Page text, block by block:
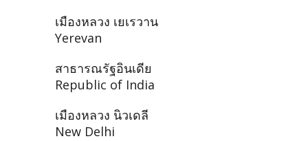
เมืองหลวง เยเรวาน
Yerevan
สาธารณรัฐอินเดีย
Republic of India
เมืองหลวง นิวเดลี
New Delhi